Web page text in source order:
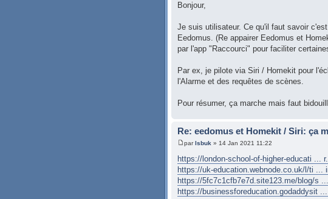
Bonjour,
Je suis utilisateur. Ce qu'il faut savoir
Eedomus. (Re appairer Eedomus et
par l'app "Raccourci" pour faciliter
Par ex, je pilote via Siri / Homekit pour
l'Alarme et des requêtes de scènes.
Pour résumer, ça marche mais faut
Re: eedomus et Homekit / Siri: ça
parlsbuk » 14 Jan 2021 11:22
https://london-school-of-higher-educati ...
https://uk-education.webnode.co.uk/l/ti ...
https://5fc7c1cfb7e7d.site123.me/blog/s
https://businessforeducation.godaddysit